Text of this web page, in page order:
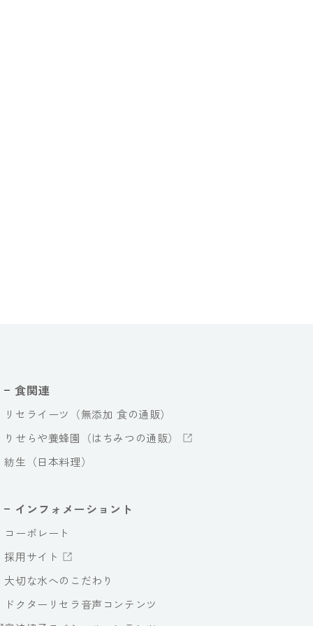
食関連
リセライーツ（無添加 食の通販）
りせらや養蜂園（はちみつの通販）
紡生（日本料理）
インフォメーショント
コーポレート
採用サイト
大切な水へのこだわり
ドクターリセラ音声コンテンツ